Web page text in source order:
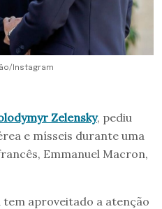
Instagram
Zelensky, pediu
e mísseis durante uma
Emmanuel Macron,
tem aproveitado a atenção